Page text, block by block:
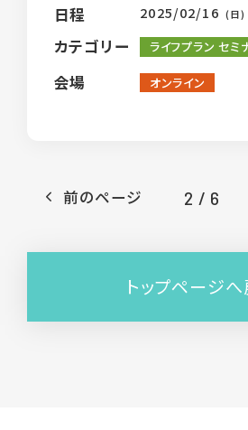
日程 2025/02/16 (日)
カテゴリー ライフプラン セミ
会場 オンライン
2 / 6
前のページ
トップページ